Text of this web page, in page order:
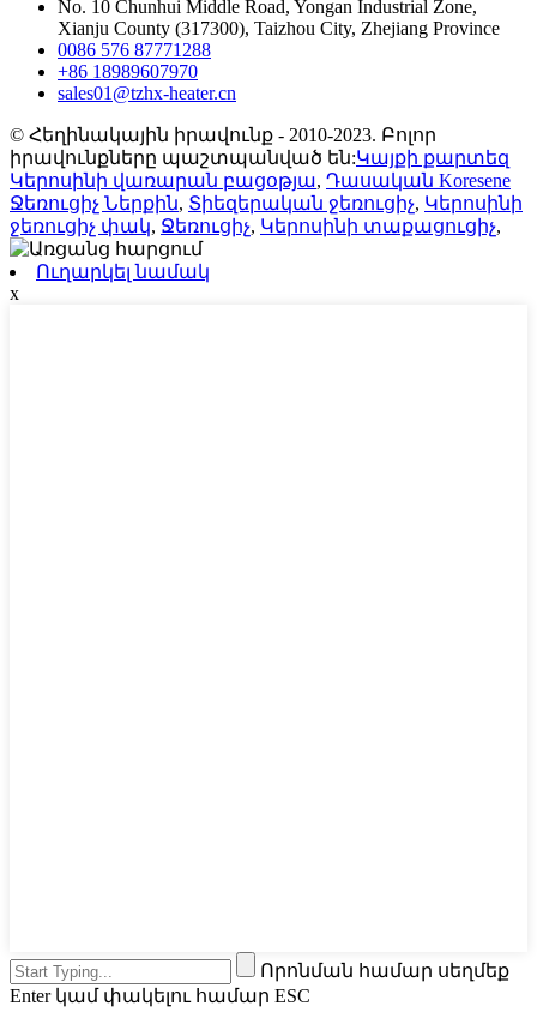
No. 10 Chunhui Middle Road, Yongan Industrial Zone,
Xianju County (317300), Taizhou City, Zhejiang Province
0086 576 87771288
+86 18989607970
sales01@tzhx-heater.cn
© Հեղինակային իրավունք - 2010-2023. Բոլոր
իրավունքները պաշտպանված են:Կայքի քարտեզ
Կերոսինի վառարան բացօթյա, Դասական Koresene
Ջեռուցիչ Ներքին, Տիեզերական ջեռուցիչ, Կերոսինի
ջեռուցիչ փակ, Ջեռուցիչ, Կերոսինի տաքացուցիչ,
Ուղարկել նամակ
x
Որոնման համար սեղմեք
Enter կամ փակելու համար ESC